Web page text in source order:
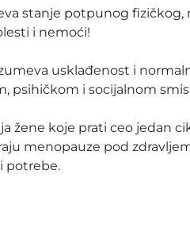
stanje potpunog
i nemoći!
usklađenost i
psihičkom i socijalnom
žene koje prati ceo jedan
menopauze pod
potrebe.